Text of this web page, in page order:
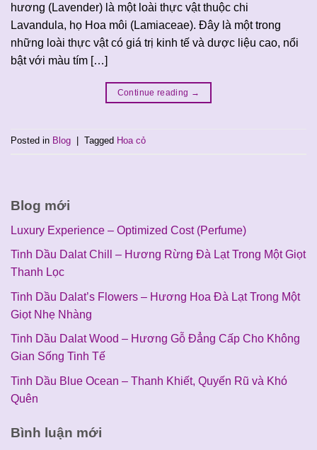
Blog mới
Luxury Experience – Optimized Cost (Perfume)
Tinh Dầu Dalat Chill – Hương Rừng Đà Lạt Trong Một Giọt
Thanh Lọc
Tinh Dầu Dalat’s Flowers – Hương Hoa Đà Lạt Trong Một
Giọt Nhẹ Nhàng
Tinh Dầu Dalat Wood – Hương Gỗ Đẳng Cấp Cho Không
Gian Sống Tinh Tế
Tinh Dầu Blue Ocean – Thanh Khiết, Quyến Rũ và Khó
Quên
Bình luận mới
hương (Lavender) là một loài thực vật thuộc chi
Lavandula, họ Hoa môi (Lamiaceae). Đây là một trong
những loài thực vật có giá trị kinh tế và dược liệu cao, nổi
bật với màu tím […]
Continue reading →
Posted in Blog Tagged Hoa cỏ